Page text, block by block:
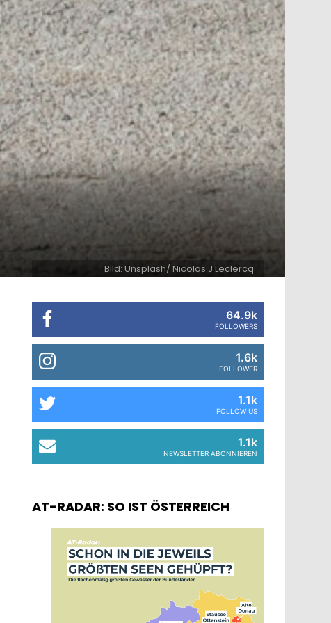
Bild: Unsplash/ Nicolas J Leclercq
64.9k
FOLLOWERS
1.6k
FOLLOWER
1.1k
FOLLOW US
1.1k
NEWSLETTER ABONNIEREN
AT-RADAR: SO IST ÖSTERREICH